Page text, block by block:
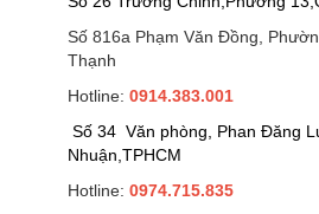
Số 816a Phạm Văn Đồng,
Thạnh
Hotline: 0914.383.001
Số 34 Văn phòng, Phan Đăng
Nhuận,TPHCM
Hotline: 0974.715.835